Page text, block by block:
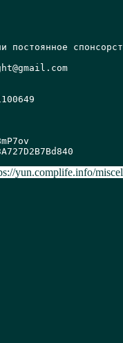
постоянное
yun.complife.info/